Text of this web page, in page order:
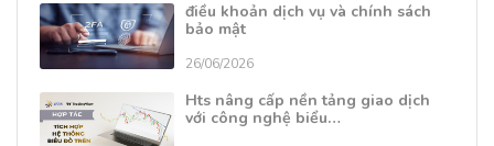
điều khoản dịch vụ và chính sách
bảo mật
26/06/2026
Hts nâng cấp nền tảng giao dịch
với công nghệ biểu…